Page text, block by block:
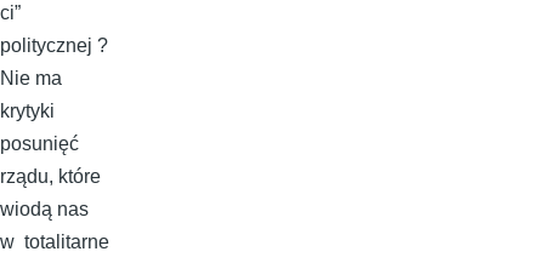
ci”
politycznej ?
Nie ma
krytyki
posunięć
rządu, które
wiodą nas
w totalitarne